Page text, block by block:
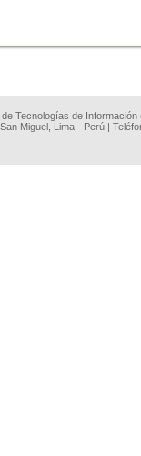
Tecnologías de
Miguel, Lima - Perú |